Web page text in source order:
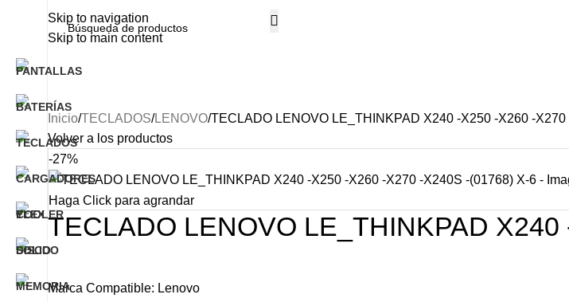
Skip to navigation
Skip to main content
Categorías
Inicio TECLADOS LENOVO TECLADO LENOVO LE_THINKPAD X240 -X250 -X260 -
Volver a los productos
-27%
Haga Click para agrandar
TECLADO LENOVO LE_THINKPAD
Marca Compatible: Lenovo